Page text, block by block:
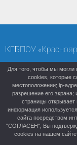
КГБПОУ
Карта сайта
Для того, чтобы мы могли
cookies, которые
местоположении; ip-
разрешение его экрана;
страницы открывает
информация
сайта посредством
"СОГЛАСЕН", Вы
cookies на нашем